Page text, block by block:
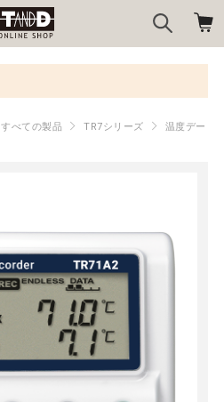
すべての製品 TR7シリーズ
温度デー